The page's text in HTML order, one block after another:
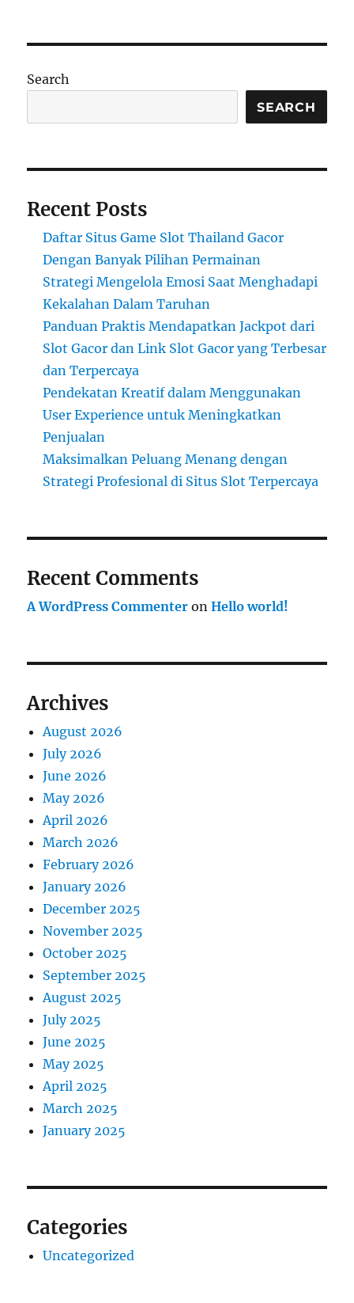
Dalam
Kota
Search
SEARCH
Recent Posts
Daftar Situs Game Slot Thailand Gacor
Dengan Banyak Pilihan Permainan
Strategi Mengelola Emosi Saat Menghadapi
Kekalahan Dalam Taruhan
Panduan Praktis Mendapatkan Jackpot dari
Slot Gacor dan Link Slot Gacor yang Terbesar
dan Terpercaya
Pendekatan Kreatif dalam Menggunakan
User Experience untuk Meningkatkan
Penjualan
Maksimalkan Peluang Menang dengan
Strategi Profesional di Situs Slot Terpercaya
Recent Comments
A WordPress Commenter onHello world!
Archives
August 2026
July 2026
June 2026
May 2026
April 2026
March 2026
February 2026
January 2026
December 2025
November 2025
October 2025
September 2025
August 2025
July 2025
June 2025
May 2025
April 2025
March 2025
January 2025
Categories
Uncategorized